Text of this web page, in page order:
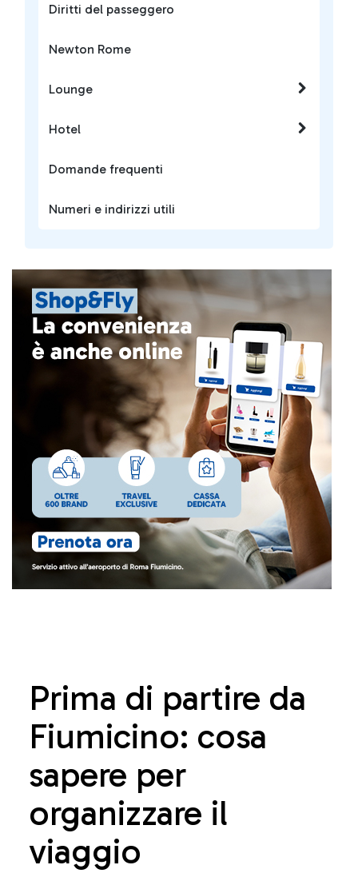
Prima di partire da
Fiumicino: cosa
sapere per
organizzare il
viaggio
Diritti del passeggero
Newton Rome
Lounge
Hotel
Domande frequenti
Numeri e indirizzi utili